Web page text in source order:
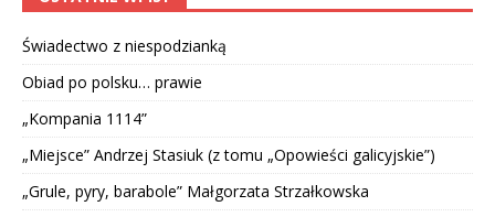
Świadectwo z niespodzianką
Obiad po polsku… prawie
„Kompania 1114”
„Miejsce” Andrzej Stasiuk (z tomu „Opowieści galicyjskie”)
„Grule, pyry, barabole” Małgorzata Strzałkowska